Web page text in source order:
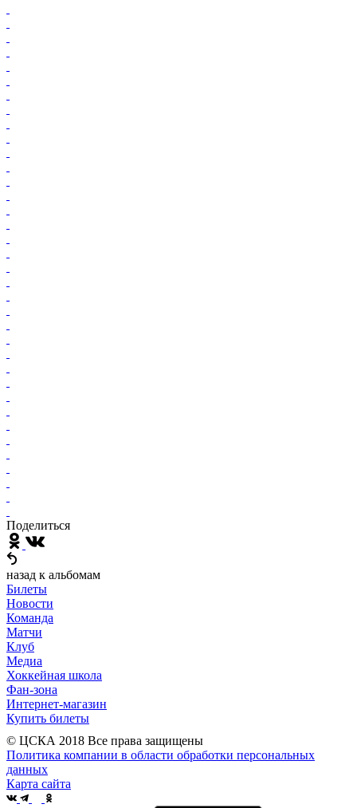
Поделиться
назад к альбомам
Билеты
Новости
Команда
Матчи
Клуб
Медиа
Хоккейная школа
Фан-зона
Интернет-магазин
Купить билеты
© ЦСКА 2018 Все права защищены
Политика компании в области обработки персональных
данных
Карта сайта